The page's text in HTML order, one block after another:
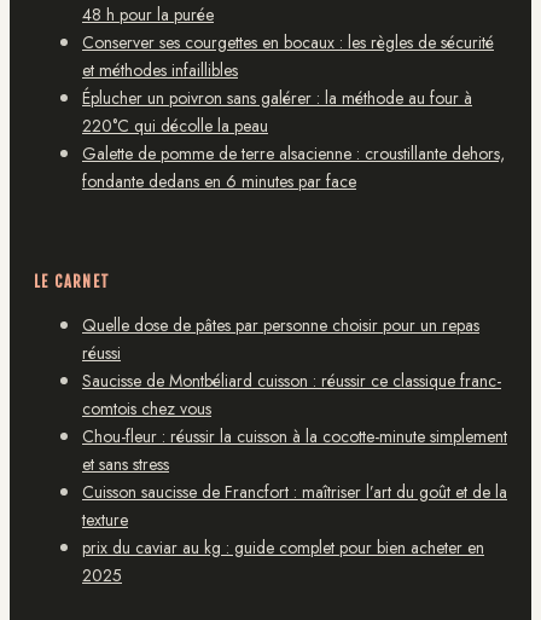
48 h pour la purée
Conserver ses courgettes en bocaux : les règles de sécurité
et méthodes infaillibles
Éplucher un poivron sans galérer : la méthode au four à
220°C qui décolle la peau
Galette de pomme de terre alsacienne : croustillante dehors,
fondante dedans en 6 minutes par face
LE CARNET
Quelle dose de pâtes par personne choisir pour un repas
réussi
Saucisse de Montbéliard cuisson : réussir ce classique franc-
comtois chez vous
Chou-fleur : réussir la cuisson à la cocotte-minute simplement
et sans stress
Cuisson saucisse de Francfort : maîtriser l’art du goût et de la
texture
prix du caviar au kg : guide complet pour bien acheter en
2025